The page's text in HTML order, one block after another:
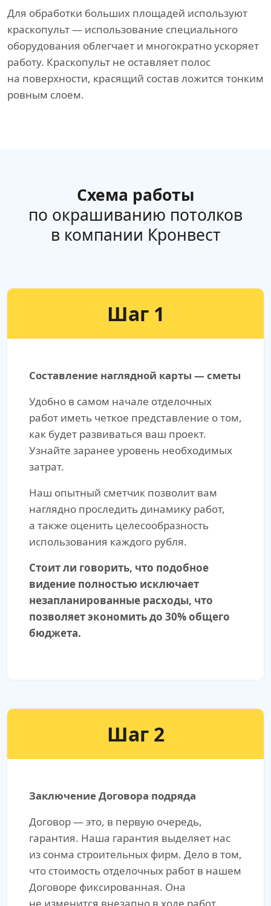
Для обработки больших площадей используют
краскопульт — использование специального
оборудования облегчает и многократно ускоряет
работу. Краскопульт не оставляет полос
на поверхности, красящий состав ложится тонким
ровным слоем.
Схема работы
по окрашиванию потолков
в компании Кронвест
Шаг 1
Составление наглядной карты — сметы
Удобно в самом начале отделочных
работ иметь четкое представление о том,
как будет развиваться ваш проект.
Узнайте заранее уровень необходимых
затрат.
Наш опытный сметчик позволит вам
наглядно проследить динамику работ,
а также оценить целесообразность
использования каждого рубля.
Стоит ли говорить, что подобное
видение полностью исключает
незапланированные расходы, что
позволяет экономить до 30% общего
бюджета.
Шаг 2
Заключение Договора подряда
Договор — это, в первую очередь,
гарантия. Наша гарантия выделяет нас
из сонма строительных фирм. Дело в том,
что стоимость отделочных работ в нашем
Договоре фиксированная. Она